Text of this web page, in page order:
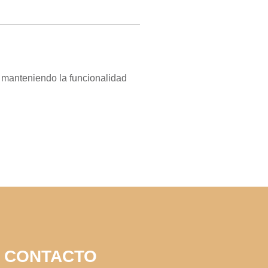
la funcionalidad
CONTACTO